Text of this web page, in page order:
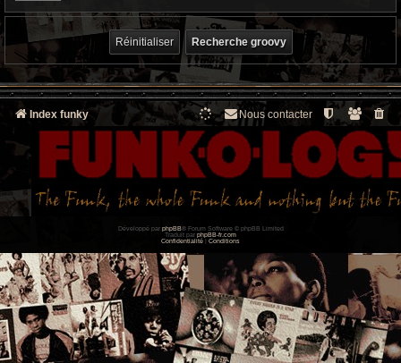
Index funky Nous contacter
Développé par phpBB® Forum Software © phpBB Limited
Traduit par phpBB-fr.com
Confidentialité | Conditions